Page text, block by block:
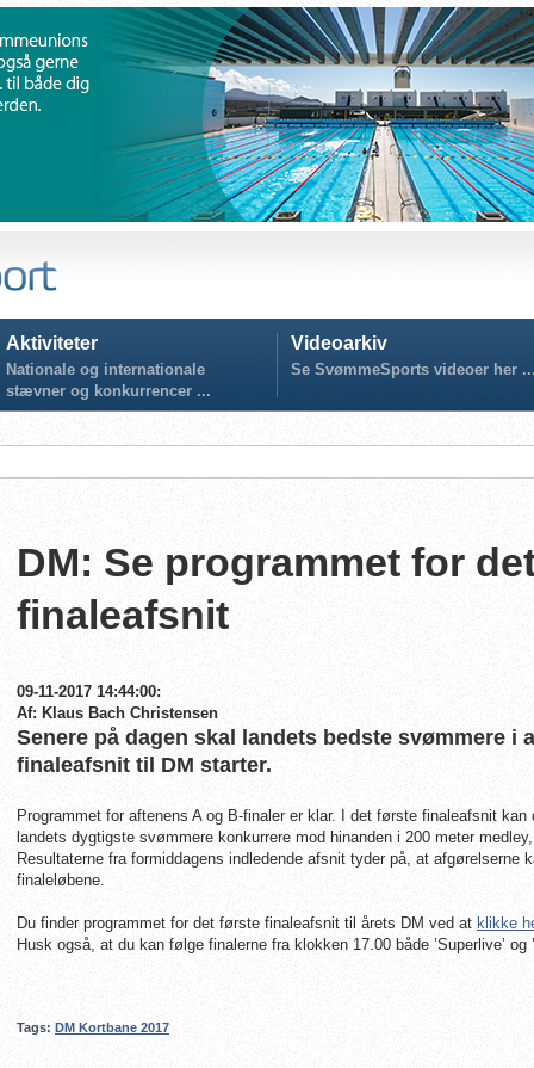
Aktiviteter
Nationale og internationale
stævner og konkurrencer ...
Videoarkiv
Se SvømmeSports videoer her
DM: Se programmet for
finaleafsnit
09-11-2017 14:44:00:
Af: Klaus Bach Christensen
Senere på dagen skal landets bedste svømmere i
finaleafsnit til DM starter.
Programmet for aftenens A og B-finaler er klar. I det første finaleafsnit
landets dygtigste svømmere konkurrere mod hinanden i 200 meter
Resultaterne fra formiddagens indledende afsnit tyder på, at
finaleløbene.
Du finder programmet for det første finaleafsnit til årets DM ved at klikke
Husk også, at du kan følge finalerne fra klokken 17.00 både ’Superlive’
Tags: DM Kortbane 2017